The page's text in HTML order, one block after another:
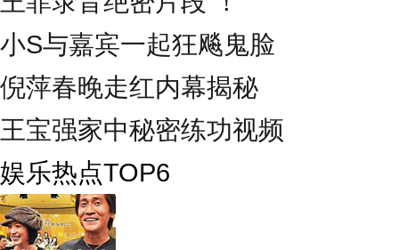
小S与嘉宾一起狂飚鬼脸
倪萍春晚走红内幕揭秘
王宝强家中秘密练功视频
娱乐热点TOP6